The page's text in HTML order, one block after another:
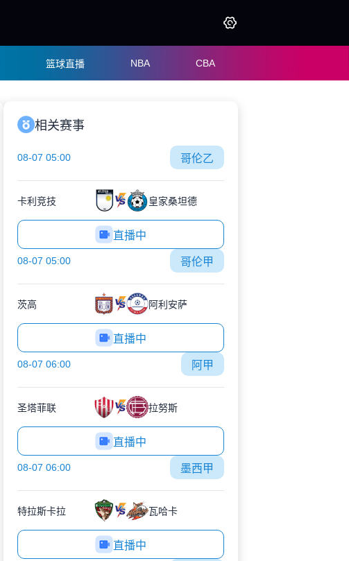
篮球直播 NBA CBA
相关赛事
08-07 05:00 哥伦乙
卡利竞技 皇家桑坦德
直播中
08-07 05:00 哥伦甲
茨高 阿利安萨
直播中
08-07 06:00 阿甲
圣塔菲联 拉努斯
直播中
08-07 06:00 墨西甲
特拉斯卡拉 瓦哈卡
直播中